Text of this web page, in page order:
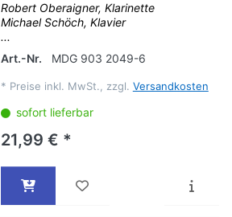
Robert Oberaigner, Klarinette
Michael Schöch, Klavier
...
Art.-Nr.
MDG 903 2049-6
* Preise inkl. MwSt., zzgl. Versandkosten
sofort lieferbar
21,99 € *